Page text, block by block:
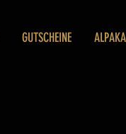
GUTSCHEINE